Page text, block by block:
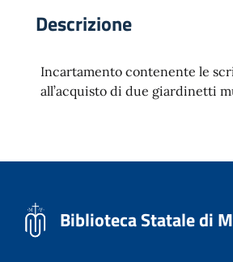
Descrizione
Incartamento contenente le
all’acquisto di due giardinetti
Biblioteca Statale di